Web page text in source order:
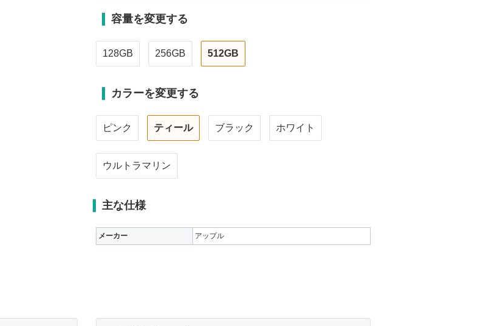
容量を変更する
128GB 256GB 512GB
カラーを変更する
ピンク ティール ブラック ホワイト
ウルトラマリン
主な仕様
メーカー アップル